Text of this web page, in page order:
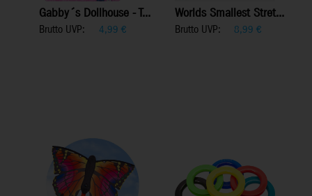
Gabby´s Dollhouse - T...
Brutto UVP: 4,99 €
Worlds Smallest Stret...
Brutto UVP: 8,99 €